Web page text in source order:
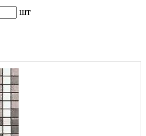
шт